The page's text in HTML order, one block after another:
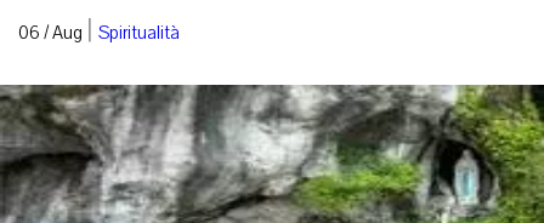
06 / Aug | Spiritualità